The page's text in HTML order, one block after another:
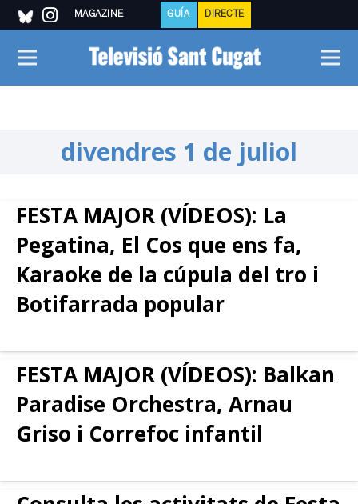
MAGAZINE GUÍA DIRECTE
divendres 1 de juliol
FESTA MAJOR (VÍDEOS): La
Pegatina, El Cos que ens fa,
Karaoke de la cúpula del tro i
Botifarrada popular
FESTA MAJOR (VÍDEOS): Balkan
Paradise Orchestra, Arnau
Griso i Correfoc infantil